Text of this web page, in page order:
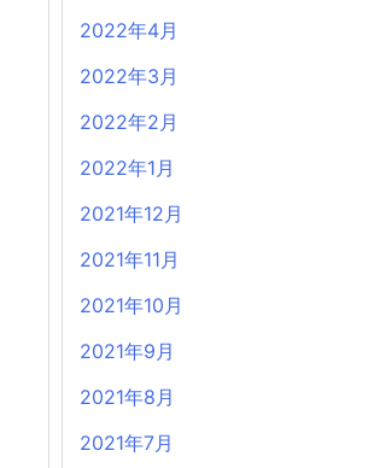
2022年4月
2022年3月
2022年2月
2022年1月
2021年12月
2021年11月
2021年10月
2021年9月
2021年8月
2021年7月